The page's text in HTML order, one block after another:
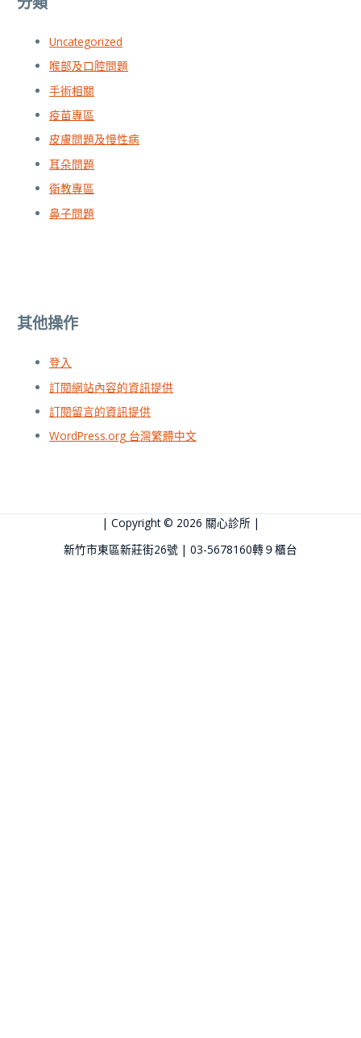
Uncategorized
喉部及口腔問題
手術相關
疫苗專區
皮膚問題及慢性病
耳朵問題
衛教專區
鼻子問題
其他操作
登入
訂閱網站內容的資訊提供
訂閱留言的資訊提供
WordPress.org 台灣繁體中文
| Copyright © 2026 關心診所 |
新竹市東區新莊街26號 | 03-5678160轉９櫃台